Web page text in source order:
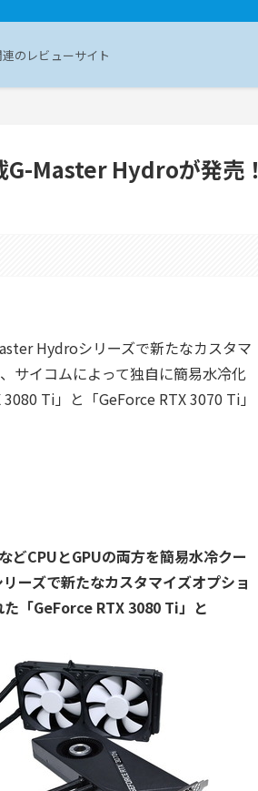
のレビューサイト
Master Hydroが発売！
Hydroシリーズで新たなカスタマ
サイコムによって独自に簡易水冷化
Ti」と「GeForce RTX 3070 Ti」
CPUとGPUの両方を簡易水冷クー
ーズで新たなカスタマイズオプショ
「GeForce RTX 3080 Ti」と